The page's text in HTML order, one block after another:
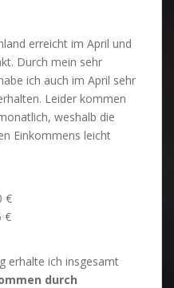
erreicht im April und
Durch mein sehr
ich auch im April sehr
Leider kommen
weshalb die
Einkommens leicht
€
€
erhalte ich insgesamt
durch